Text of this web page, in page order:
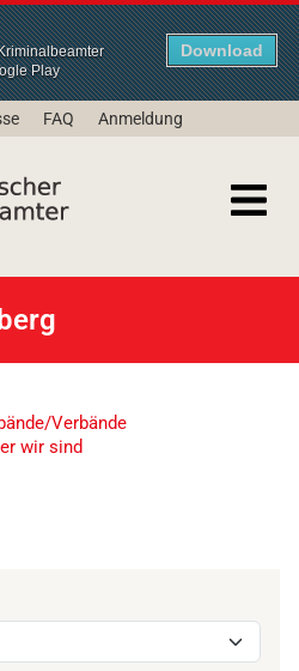
Play
Download
FAQ Anmeldung
Verbände
wir sind